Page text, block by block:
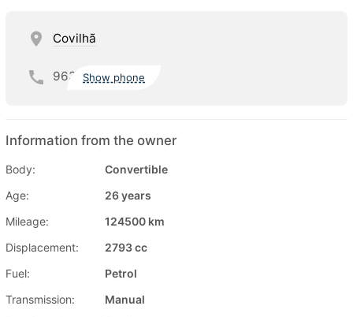
Covilhã
963 Show phone
Information from the owner
Body:
Convertible
Age:
26 years
Mileage:
124500 km
Displacement:
2793 cc
Fuel:
Petrol
Transmission:
Manual